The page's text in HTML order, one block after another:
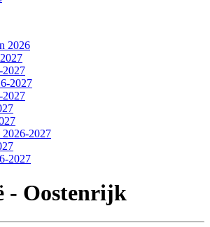
2026
2027
2027
2027
2026-2027
2027
- Oostenrijk